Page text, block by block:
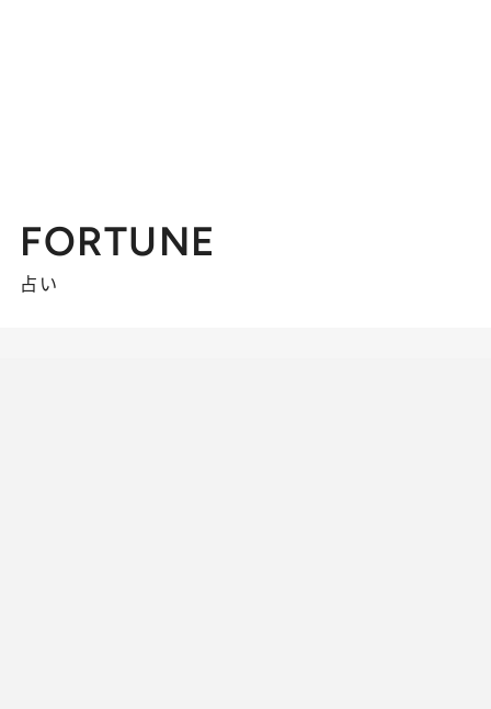
FORTUNE
占い